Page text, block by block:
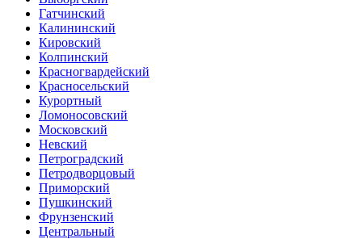
Гатчинский
Калининский
Кировский
Колпинский
Красногвардейский
Красносельский
Курортный
Ломоносовский
Московский
Невский
Петроградский
Петродворцовый
Приморский
Пушкинский
Фрунзенский
Центральный